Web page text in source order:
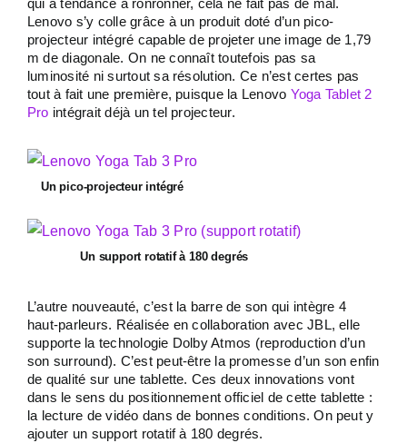
qui a tendance à ronronner, cela ne fait pas de mal.
Lenovo s’y colle grâce à un produit doté d’un pico-
projecteur intégré capable de projeter une image de 1,79
m de diagonale. On ne connaît toutefois pas sa
luminosité ni surtout sa résolution. Ce n’est certes pas
tout à fait une première, puisque la Lenovo Yoga Tablet 2
Pro intégrait déjà un tel projecteur.
Un pico-projecteur intégré
Un support rotatif à 180 degrés
L’autre nouveauté, c’est la barre de son qui intègre 4
haut-parleurs. Réalisée en collaboration avec JBL, elle
supporte la technologie Dolby Atmos (reproduction d’un
son surround). C’est peut-être la promesse d’un son enfin
de qualité sur une tablette. Ces deux innovations vont
dans le sens du positionnement officiel de cette tablette :
la lecture de vidéo dans de bonnes conditions. On peut y
ajouter un support rotatif à 180 degrés.